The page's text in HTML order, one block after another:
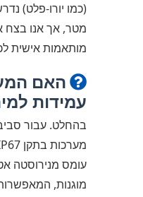
מטר, אך אנו בצח
מותאמות אישית
האם
עמידות
בהחלט. עבור
עומס מנירוסטה
מוגנות,